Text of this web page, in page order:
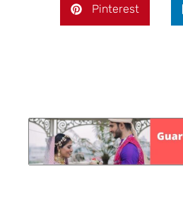
Pinterest